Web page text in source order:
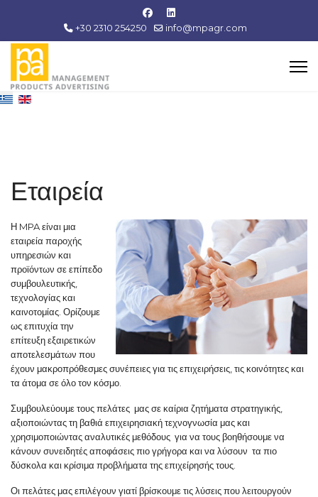
+30 2310 254250 info@mpagr.com
Εταιρεία
Η MPAείναι μια
εταιρεία παροχής
υπηρεσιών και
προϊόντων σε επίπεδο
συμβουλευτικής,
τεχνολογίας και
καινοτομίας. Ορίζουμε
ωςεπιτυχία την
επίτευξηεξαιρετικών
αποτελεσμάτων που
έχουν μακροπρόθεσμες συνέπειες για τιςεπιχειρήσεις τις κοινότητεςκαι
τα άτομα σε όλο τον κόσμο
Συμβουλεύουμε τους πελάτες μας σε καίρια ζητήματα στρατηγικής,
αξιοποιώντας τη βαθιά επιχειρησιακή τεχνογνωσία μας και
χρησιμοποιώντας αναλυτικές μεθόδους για να τους βοηθήσουμε να
κάνουν συνειδητές αποφάσεις πιο γρήγορα και να λύσουν τα πιο
δύσκολα και κρίσιμα προβλήματα της επιχείρησής τους.
Οι πελάτες μας επιλέγουν γιατί βρίσκουμε τις λύσεις που λειτουργούν